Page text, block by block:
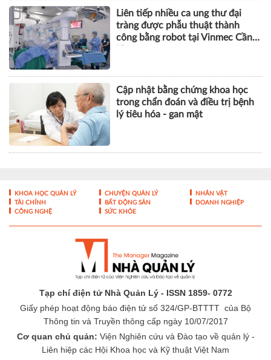
Tưởng mất khả năng đi lại, cụ bà
phục hồi thần kì sau thay khớp
gối bằng robot CORI
Liên tiếp nhiều ca ung thư đại
tràng được phẫu thuật thành
công bằng robot tại Vinmec Cần
lý tiêu hóa - gan mật
KHOA HỌC QUẢN LÝ CHUYỆN QUẢN LÝ
NHÂN VẬT
CÔNG NGHỆ
SỨC KHỎE